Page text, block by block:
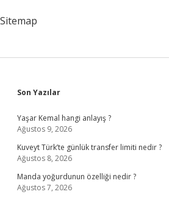
Sitemap
Sidebar
Son Yazılar
Yaşar Kemal hangi anlayış ?
Ağustos 9, 2026
Kuveyt Türk’te günlük transfer limiti nedir ?
Ağustos 8, 2026
Manda yoğurdunun özelliği nedir ?
Ağustos 7, 2026